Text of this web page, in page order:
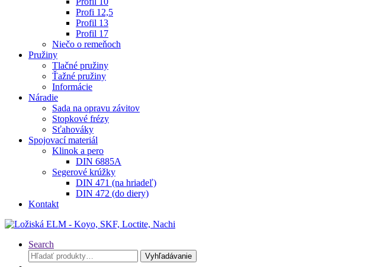
Profi 12,5
Profil 13
Profil 17
Niečo o remeňoch
Pružiny
Tlačné pružiny
Ťažné pružiny
Informácie
Náradie
Sada na opravu závitov
Stopkové frézy
Sťahováky
Spojovací materiál
Klinok a pero
DIN 6885A
Segerové krúžky
DIN 471 (na hriadeľ)
DIN 472 (do diery)
Kontakt
Search
Hľadať:
Vyhľadávanie